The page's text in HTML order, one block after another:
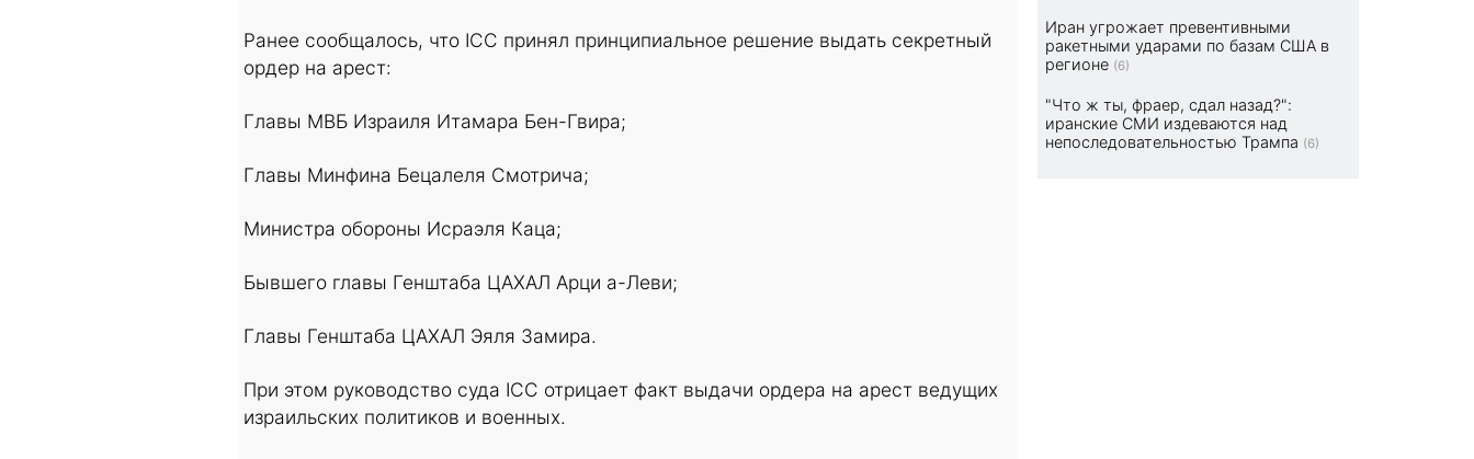
Ранее сообщалось, что ICC принял принципиальное решение выдать секретный
ордер на арест:
Главы МВБ Израиля Итамара Бен-Гвира;
Главы Минфина Бецалеля Смотрича;
Министра обороны Исраэля Каца;
Бывшего главы Генштаба ЦАХАЛ Арци а-Леви;
Главы Генштаба ЦАХАЛ Эяля Замира.
При этом руководство суда ICC отрицает факт выдачи ордера на арест ведущих
израильских политиков и военных.
Иран угрожает превентивными
ракетными ударами по базам США в
регионе (6)
"Что ж ты, фраер, сдал назад?":
иранские СМИ издеваются над
непоследовательностью Трампа (6)